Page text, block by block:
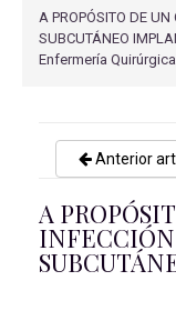
A PROPÓSITO DE UN
SUBCUTÁNEO
Enfermería Quirúrgica
Anterior
A